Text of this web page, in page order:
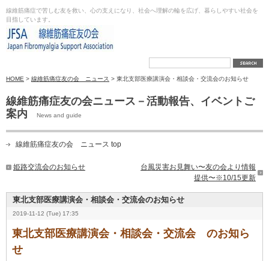
線維筋痛症で苦しむ友を救い、心の支えになり、社会へ理解の輪を広げ、暮らしやすい社会を
目指しています。
HOME > 線維筋痛症友の会 ニュース > 東北支部医療講演会・相談会・交流会のお知らせ
線維筋痛症友の会ニュース－活動報告、イベントご
案内
News and guide
線維筋痛症友の会 ニュース top
姫路交流会のお知らせ
台風災害お見舞い〜友の会より情報
提供〜※10/15更新
東北支部医療講演会・相談会・交流会のお知らせ
2019-11-12 (Tue) 17:35
東北支部医療講演会・相談会・交流会 のお知ら
せ